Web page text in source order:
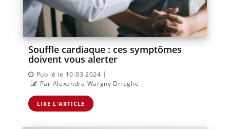
Souffle cardiaque : ces symptômes
doivent vous alerter
Publié le 10.03.2024 |
Par Alexandra Wargny Drieghe
LIRE L'ARTICLE